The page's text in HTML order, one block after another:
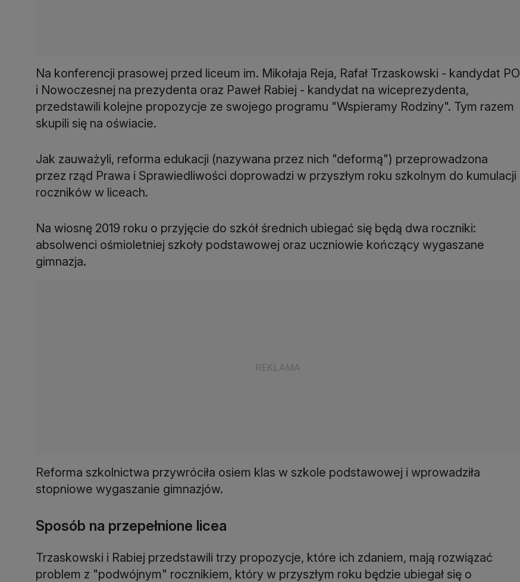
Na konferencji prasowej przed liceum im. Mikołaja Reja, Rafał Trzaskowski - kandydat PO
i Nowoczesnej na prezydenta oraz Paweł Rabiej - kandydat na wiceprezydenta,
przedstawili kolejne propozycje ze swojego programu "Wspieramy Rodziny". Tym razem
skupili się na oświacie.
Jak zauważyli, reforma edukacji (nazywana przez nich "deformą") przeprowadzona
przez rząd Prawa i Sprawiedliwości doprowadzi w przyszłym roku szkolnym do kumulacji
roczników w liceach.
Na wiosnę 2019 roku o przyjęcie do szkół średnich ubiegać się będą dwa roczniki:
absolwenci ośmioletniej szkoły podstawowej oraz uczniowie kończący wygaszane
gimnazja.
Reforma szkolnictwa przywróciła osiem klas w szkole podstawowej i wprowadziła
stopniowe wygaszanie gimnazjów.
Sposób na przepełnione licea
Trzaskowski i Rabiej przedstawili trzy propozycje, które ich zdaniem, mają rozwiązać
problem z "podwójnym" rocznikiem, który w przyszłym roku będzie ubiegał się o